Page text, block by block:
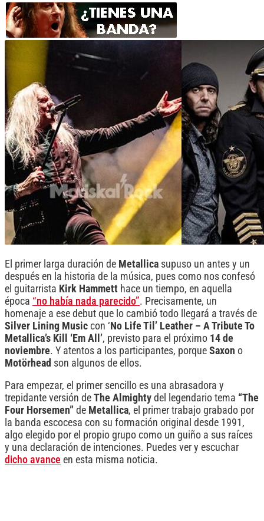
El primer larga duración de Metallica supuso un antes y un
después en la historia de la música, pues como nos confesó
el guitarrista Kirk Hammett hace un tiempo, en aquella
época “no había nada parecido”. Precisamente, un
homenaje a ese debut que lo cambió todo llegará a través de
Silver Lining Music con ‘No Life Til’ Leather – A Tribute To
Metallica’s Kill ‘Em All’, previsto para el próximo 14 de
noviembre. Y atentos a los participantes, porque Saxon o
Motörhead son algunos de ellos.
Para empezar, el primer sencillo es una abrasadora y
trepidante versión de The Almighty del legendario tema “The
Four Horsemen” de Metallica, el primer trabajo grabado por
la banda escocesa con su formación original desde 1991,
algo elegido por el propio grupo como un guiño a sus raíces
y una declaración de intenciones. Puedes ver y escuchar
dicho avance en esta misma noticia.